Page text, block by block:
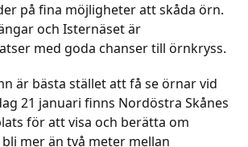
på fina möjligheter att skåda örn.
och Isternäset är
med goda chanser till örnkryss.
är bästa stället att få se örnar vid
21 januari finns Nordöstra Skånes
för att visa och berätta om
mer än två meter mellan